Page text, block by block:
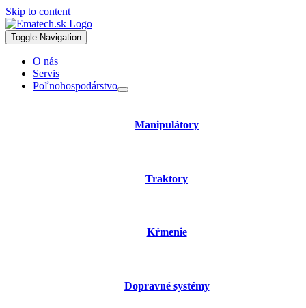
Skip to content
Toggle Navigation
O nás
Servis
Poľnohospodárstvo
Manipulátory
Traktory
Kŕmenie
Dopravné systémy